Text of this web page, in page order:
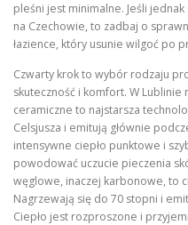
pleśni jest minimalne. Jeśli
na Czechowie, to zadbaj o
łazience, który usunie wilgoć po
Czwarty krok to wybór rodzaju
skuteczność i komfort. W
ceramiczne to najstarsza
Celsjusza i emitują głównie
intensywne ciepło punktowe i
powodować uczucie pieczenia
węglowe, inaczej karbonowe, to
Nagrzewają się do 70 stopni i
Ciepło jest rozproszone i